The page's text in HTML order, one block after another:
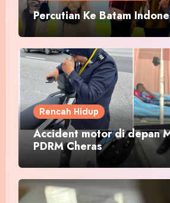
Percutian Ke Batam
Rencah Hidup
Accident motor di depan
PDRM Cheras